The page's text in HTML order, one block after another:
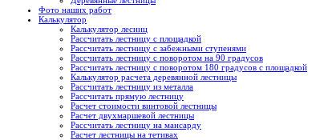
Фото наших работ
Калькулятор
Калькулятор лесниц
Рассчитать лестницу с площадкой
Рассчитать лестницу с забежными ступенями
Рассчитать лестницу с поворотом на 90 градусов
Рассчитать лестницу с поворотом 180 градусов с площадкой
Калькулятор расчета деревянной лестницы
Рассчитать лестницу из металла
Рассчитать прямую лестницу
Расчет стоимости винтовой лестницы
Расчет двухмаршевой лестницы
Рассчитать лестницу на мансарду
Расчет лестницы на тетивах